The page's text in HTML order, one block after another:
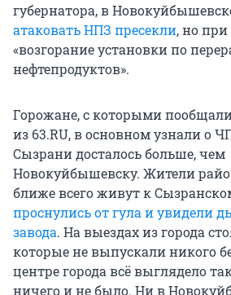
губернатора, в
атаковать НПЗ пресекли, но
«возгорание установки по
нефтепродуктов».
Горожане, с которыми
из 63.RU, в основном узнали о
Сызрани досталось больше, чем
Новокуйбышевску. Жители
ближе всего живут к
проснулись от гула и увидели
завода. На выездах из города
которые не выпускали никого
центре города всё выглядело
ничего и не было. Ни в